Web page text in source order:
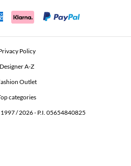
Policy
Designer A-Z
Outlet
categories
/ 2026 - P.I. 05654840825